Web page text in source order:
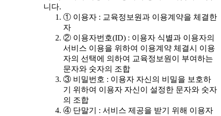
니다.
① 이용자 : 교육정보원과 이용계약을 체결한
자
② 이용자번호(ID) : 이용자 식별과 이용자의
서비스 이용을 위하여 이용계약 체결시 이용
자의 선택에 의하여 교육정보원이 부여하는
문자와 숫자의 조합
③ 비밀번호 : 이용자 자신의 비밀을 보호하
기 위하여 이용자 자신이 설정한 문자와 숫자
의 조합
④ 단말기 : 서비스 제공을 받기 위해 이용자